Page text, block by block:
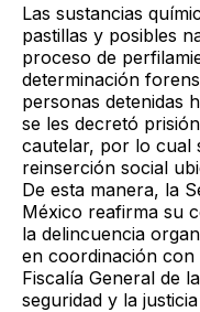
Las sustancias
pastillas y posibles
proceso de
determinación
personas detenidas
se les decretó
cautelar, por lo cual
reinserción social
De esta manera, la
México reafirma su
la delincuencia
en coordinación
Fiscalía General de
seguridad y la